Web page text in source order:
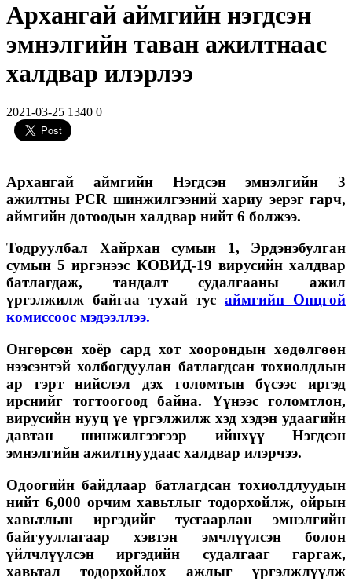
Архангай аймгийн нэгдсэн
эмнэлгийн таван ажилтнаас
халдвар илэрлээ
2021-03-25 1340 0
Архангай аймгийн Нэгдсэн эмнэлгийн 3
ажилтны PCR шинжилгээний хариу эерэг гарч,
аймгийн дотоодын халдвар нийт 6 болжээ.
Тодруулбал Хайрхан сумын 1, Эрдэнэбулган
сумын 5 иргэнээс КОВИД-19 вирусийн халдвар
батлагдаж, тандалт судалгааны ажил
үргэлжилж байгаа тухай тус аймгийн Онцгой
комиссоос мэдээллээ.
Өнгөрсөн хоёр сард хот хоорондын хөдөлгөөн
нээсэнтэй холбогдуулан батлагдсан тохиолдлын
ар гэрт нийслэл дэх голомтын бүсээс иргэд
ирснийг тогтоогоод байна. Үүнээс голомтлон,
вирусийн нууц үе үргэлжилж хэд хэдэн удаагийн
давтан шинжилгээгээр ийнхүү Нэгдсэн
эмнэлгийн ажилтнуудаас халдвар илэрчээ.
Одоогийн байдлаар батлагдсан тохиолдлуудын
нийт 6,000 орчим хавьтлыг тодорхойлж, ойрын
хавьтлын иргэдийг тусгаарлан эмнэлгийн
байгууллагаар хэвтэн эмчлүүлсэн болон
үйлчлүүлсэн иргэдийн судалгааг гаргаж,
хавьтал тодорхойлох ажлыг үргэлжлүүлж